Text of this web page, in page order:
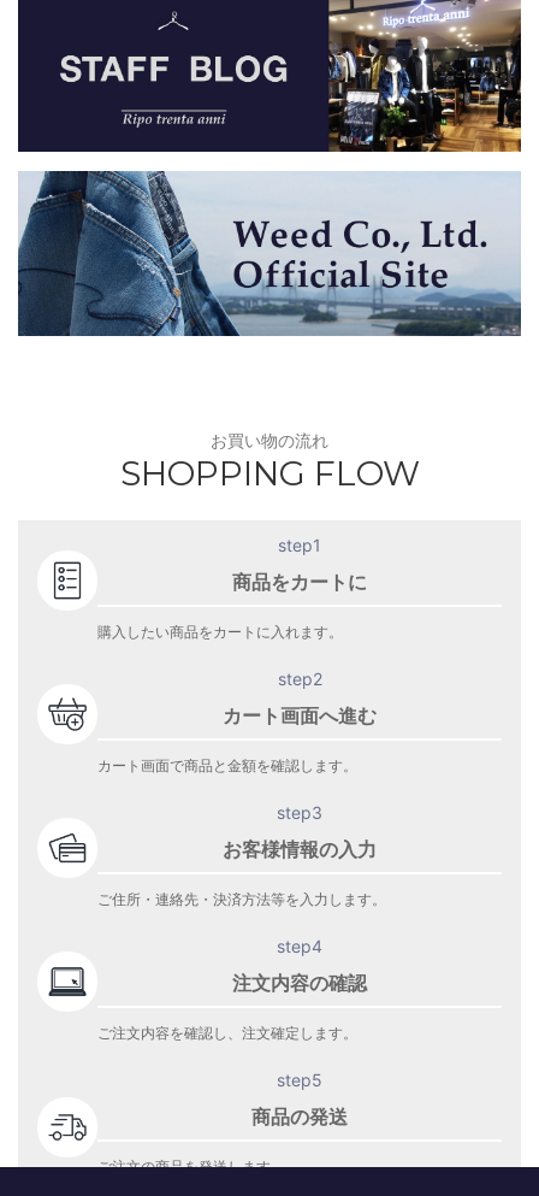
お買い物の流れ
SHOPPING FLOW
step1
商品をカートに
購入したい商品をカートに入れます。
step2
カート画面へ進む
カート画面で商品と金額を確認します。
step3
お客様情報の入力
ご住所・連絡先・決済方法等を入力します。
step4
注文内容の確認
ご注文内容を確認し、注文確定します。
step5
商品の発送
ご注文の商品を発送します。